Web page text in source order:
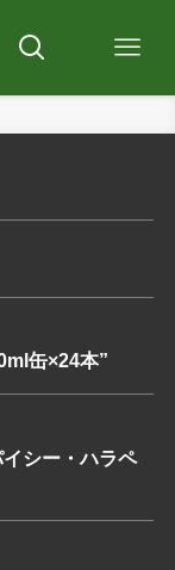
缶×24本”
シー・ハラペ